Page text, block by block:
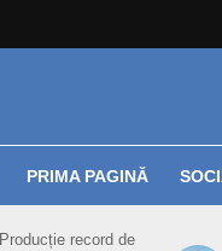
PRIMA PAGINĂ
Producție record de